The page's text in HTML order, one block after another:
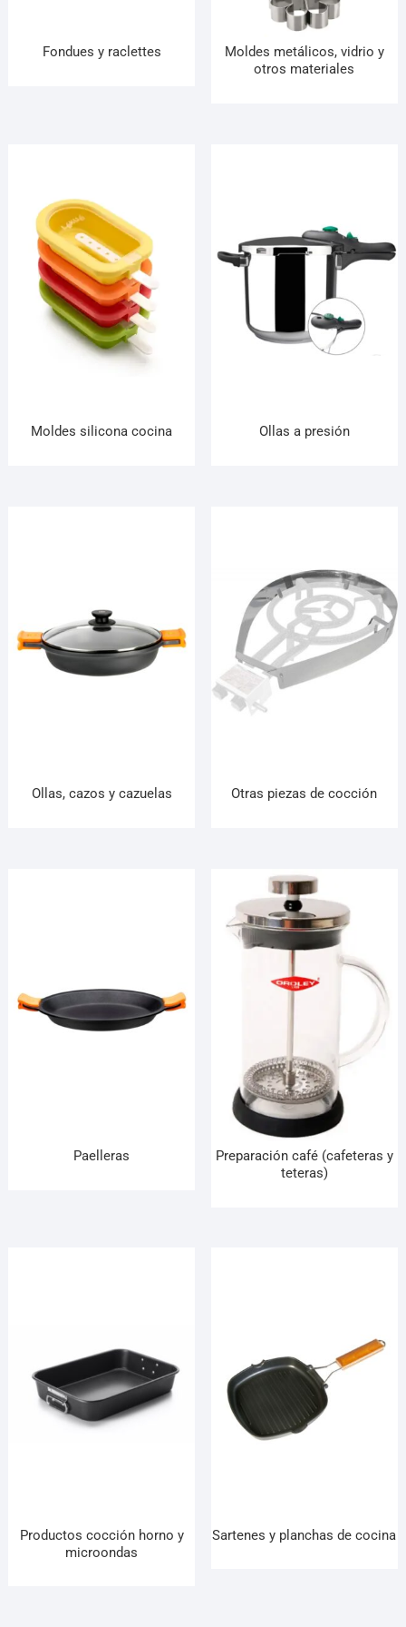
Fondues y raclettes
Moldes metálicos, vidrio y
otros materiales
Moldes silicona cocina Ollas a presión
Ollas, cazos y cazuelas Otras piezas de cocción
Paelleras
Preparación café (cafeteras y
teteras)
Productos cocción horno y
microondas
Sartenes y planchas de cocina